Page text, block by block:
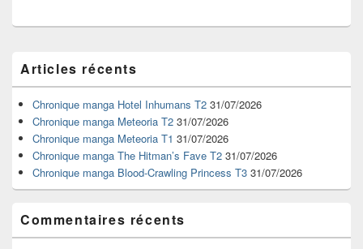
principale
de
widget
pour
barre
latérale
Articles récents
Chronique manga Hotel Inhumans T2 31/07/2026
Chronique manga Meteoria T2 31/07/2026
Chronique manga Meteoria T1 31/07/2026
Chronique manga The Hitman’s Fave T2 31/07/2026
Chronique manga Blood-Crawling Princess T3 31/07/2026
Commentaires récents